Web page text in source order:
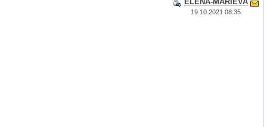
19.10.2021 08:35